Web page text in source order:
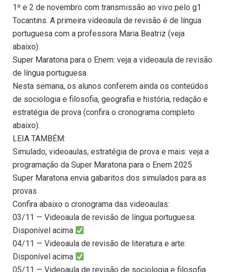
1º e 2 de novembro com transmissão ao vivo pelo g1
Tocantins. A primeira videoaula de revisão é de língua
portuguesa com a professora Maria Beatriz (veja
abaixo).
Super Maratona para o Enem: veja a videoaula de revisão
de língua portuguesa
Nesta semana, os alunos conferem ainda os conteúdos
de sociologia e filosofia, geografia e história, redação e
estratégia de prova (confira o cronograma completo
abaixo).
LEIA TAMBÉM:
Simulado, videoaulas, estratégia de prova e mais: veja a
programação da Super Maratona para o Enem 2025
Super Maratona envia gabaritos dos simulados para as
provas
Confira abaixo o cronograma das videoaulas:
03/11 — Videoaula de revisão de língua portuguesa:
Disponível acima
04/11 — Videoaula de revisão de literatura e arte:
Disponível acima
05/11 — Videoaula de revisão de sociologia e filosofia